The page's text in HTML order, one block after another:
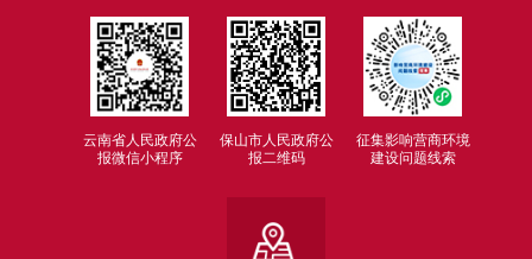
云南省人民政府公
报微信小程序
保山市人民政府公
报二维码
征集影响营商环境
建设问题线索